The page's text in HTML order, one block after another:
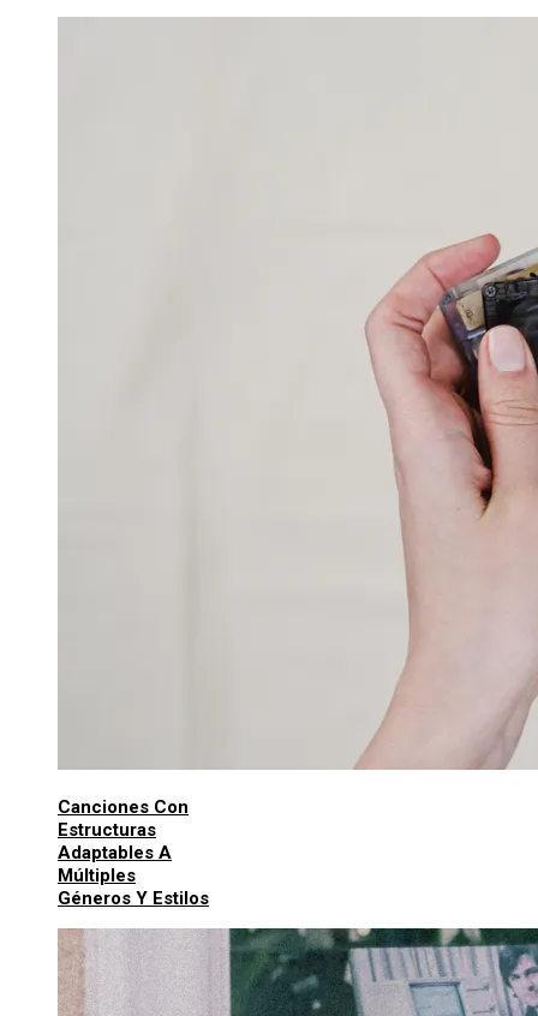
Canciones Con
Estructuras
Adaptables A
Múltiples
Géneros Y Estilos